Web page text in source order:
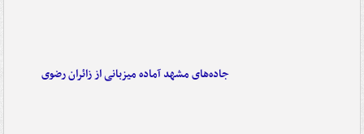
جاده‌های مشهد آماده میزبانی از زائران رضوی